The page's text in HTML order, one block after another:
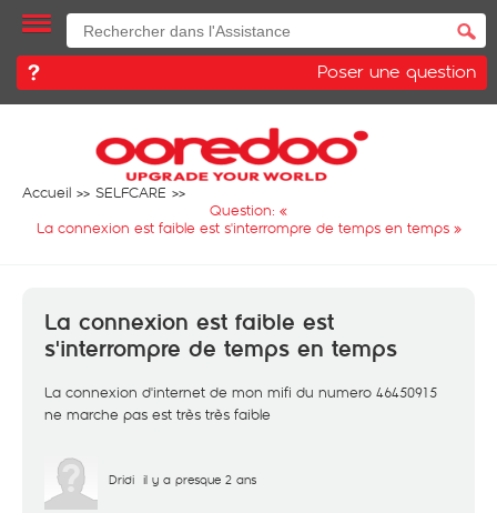
Poser une question
Accueil
SELFCARE
Question: «
La connexion est faible est s'interrompre de temps en temps»
La connexion est faible est
s'interrompre de temps en temps
La connexion d'internet de mon mifi du numero 46450915
ne marche pas est très très faible
Dridi il y a presque 2 ans